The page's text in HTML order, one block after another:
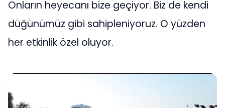
Onların heyecanı bize geçiyor. Biz de kendi
düğünümüz gibi sahipleniyoruz. O yüzden
her etkinlik özel oluyor.